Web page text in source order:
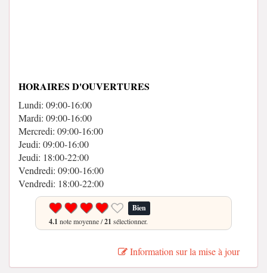
HORAIRES D'OUVERTURES
Lundi: 09:00-16:00
Mardi: 09:00-16:00
Mercredi: 09:00-16:00
Jeudi: 09:00-16:00
Jeudi: 18:00-22:00
Vendredi: 09:00-16:00
Vendredi: 18:00-22:00
Bien
4.1 note moyenne /21 sélectionner.
Information sur la mise à jour